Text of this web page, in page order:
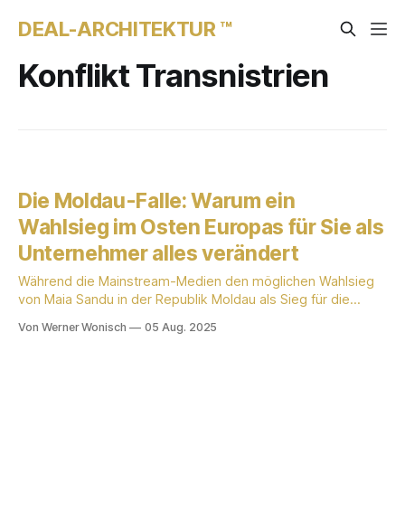
DEAL-ARCHITEKTUR ™
Konflikt Transnistrien
Die Moldau-Falle: Warum ein
Wahlsieg im Osten Europas für Sie als
Unternehmer alles verändert
Während die Mainstream-Medien den möglichen Wahlsieg
von Maia Sandu in der Republik Moldau als Sieg für die
das die wahren Risiken für Europa und damit auch für Ihr
Von Werner Wonisch 05 Aug. 2025